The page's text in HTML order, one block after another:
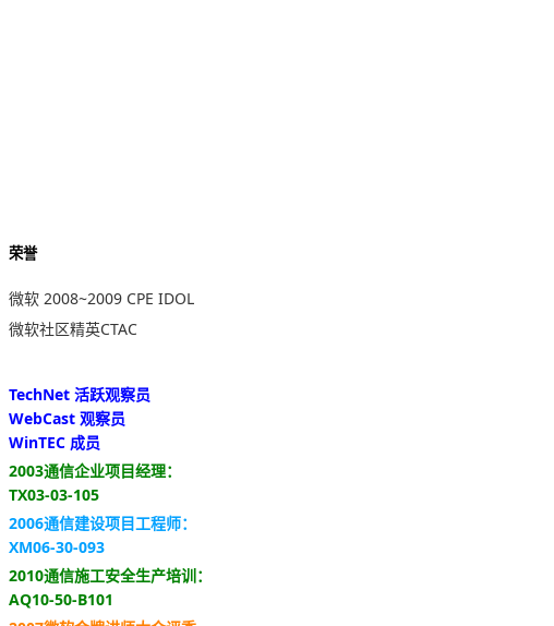
荣誉
微软 2008~2009 CPE IDOL
微软社区精英CTAC
TechNet 活跃观察员
WebCast 观察员
WinTEC 成员
2003通信企业项目经理：
TX03-03-105
2006通信建设项目工程师：
XM06-30-093
2010通信施工安全生产培训：
AQ10-50-B101